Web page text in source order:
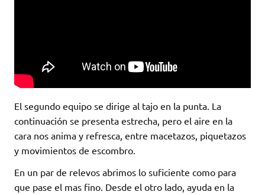
El segundo equipo se dirige al tajo en la punta. La
continuación se presenta estrecha, pero el aire en la
cara nos anima y refresca, entre macetazos, piquetazos
y movimientos de escombro.
En un par de relevos abrimos lo suficiente como para
que pase el mas fino. Desde el otro lado, ayuda en la